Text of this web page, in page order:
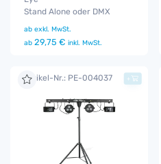
Stand Alone oder DMX
ab exkl. MwSt.
ab 29,75 € inkl. MwSt.
Artikel-Nr.: PE-004037 +